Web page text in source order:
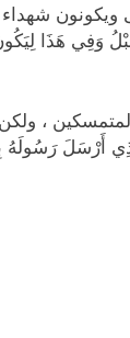
ويكونون
وَفِي هَذَا
،
أَرْسَلَ